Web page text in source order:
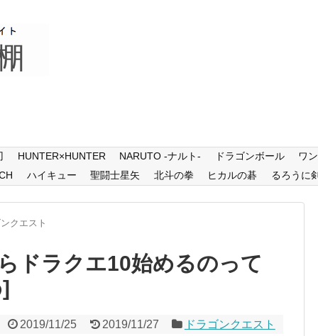
HUNTER×HUNTER NARUTO -ナルト- ドラゴンボール ワ
ハイキュー 聖闘士星矢 北斗の拳 ヒカルの碁 るろうに
クエスト
ドラクエ10始めるのって
2019/11/25 2019/11/27 ドラゴンクエスト